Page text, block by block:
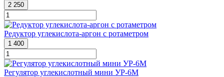
2 250
Редуктор углекислота-аргон с ротаметром
1 400
Регулятор углекислотный мини УР-6М